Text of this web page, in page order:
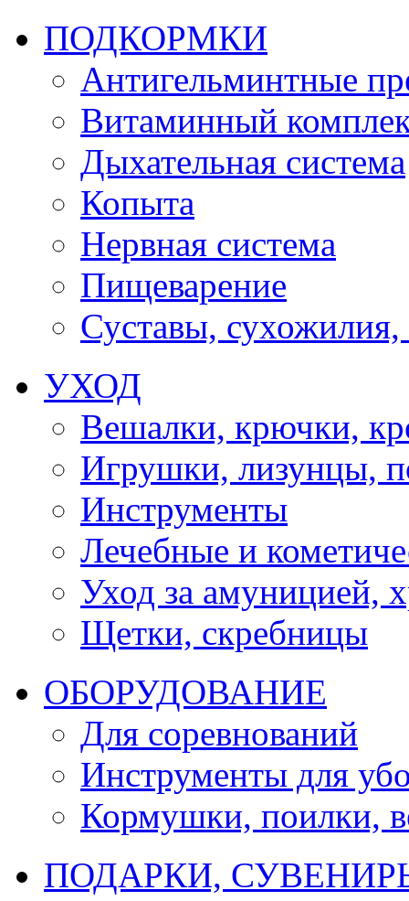
ПОДКОРМКИ
Антигельминтные
Витаминный
Дыхательная система
Копыта
Нервная система
Пищеварение
Суставы, сухожилия,
УХОД
Вешалки, крючки,
Игрушки, лизунцы,
Инструменты
Лечебные и
Уход за амуницией,
Щетки, скребницы
ОБОРУДОВАНИЕ
Для соревнований
Инструменты для
Кормушки, поилки,
ПОДАРКИ,